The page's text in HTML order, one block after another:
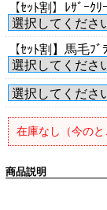
【ｾｯﾄ割】ﾚｻﾞｰｸ
【ｾｯﾄ割】馬毛ﾌ
在庫なし（今のと
商品説明